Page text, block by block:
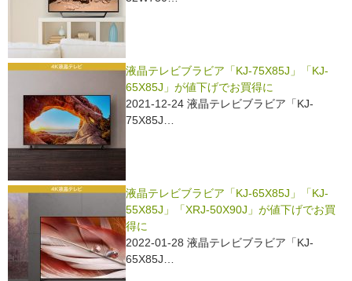
o
k
液晶テレビブラビア「KJ-75X85J」「KJ-
65X85J」が値下げでお買得に
2021-12-24 液晶テレビブラビア「KJ-
75X85J…
液晶テレビブラビア「KJ-65X85J」「KJ-
55X85J」「XRJ-50X90J」が値下げでお買
得に
2022-01-28 液晶テレビブラビア「KJ-
65X85J…